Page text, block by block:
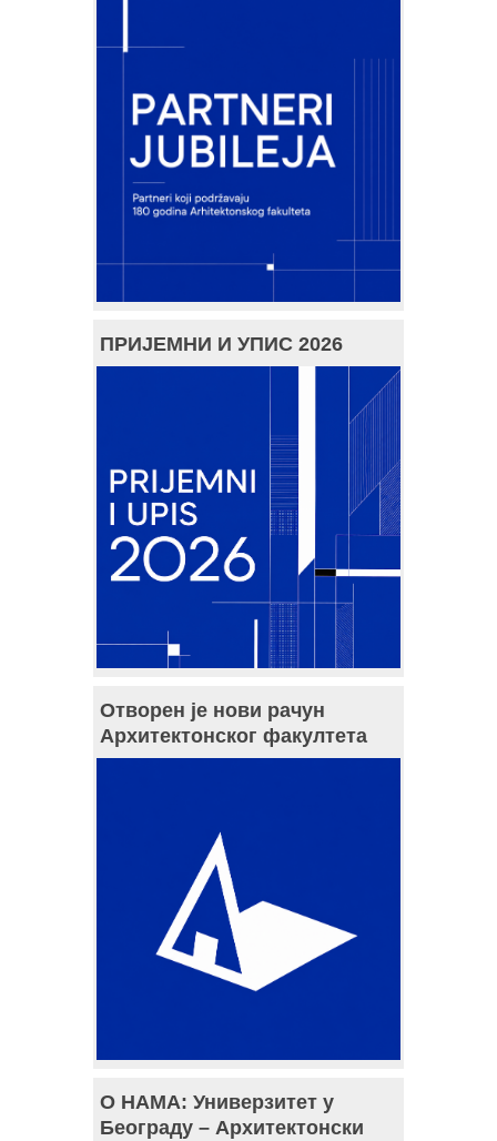
ПРИЈЕМНИ И УПИС 2026
Отворен је нови рачун
Архитектонског факултета
О НАМА: Универзитет у
Београду – Архитектонски